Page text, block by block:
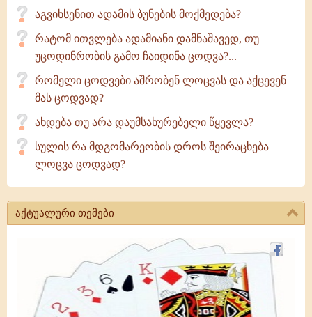
აგვიხსენით ადამის ბუნების მოქმედება?
რატომ ითვლება ადამიანი დამნაშავედ, თუ
უცოდინრობის გამო ჩაიდინა ცოდვა?...
რომელი ცოდვები აშრობენ ლოცვას და აქცევენ
მას ცოდვად?
ახდება თუ არა დაუმსახურებელი წყევლა?
სულის რა მდგომარეობის დროს შეირაცხება
ლოცვა ცოდვად?
აქტუალური თემები